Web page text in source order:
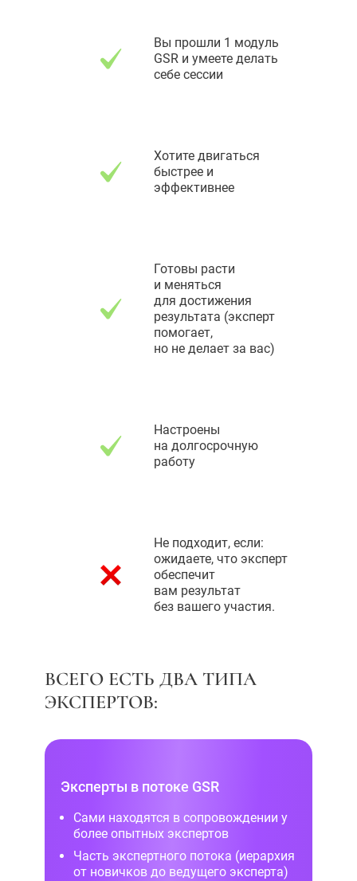
Вы прошли 1 модуль
GSR и умеете делать
себе сессии
Хотите двигаться
быстрее и
эффективнее
Готовы расти
и меняться
для достижения
результата (эксперт
помогает,
но не делает за вас)
Настроены
на долгосрочную
работу
Не подходит, если:
ожидаете, что эксперт
обеспечит
вам результат
без вашего участия.
ВСЕГО ЕСТЬ ДВА ТИПА
ЭКСПЕРТОВ:
Эксперты в потоке GSR
Сами находятся в сопровождении у
более опытных экспертов
Часть экспертного потока (иерархия
от новичков до ведущего эксперта)